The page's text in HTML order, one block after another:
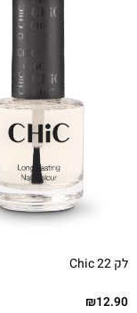
לק Chic 22
₪12.90